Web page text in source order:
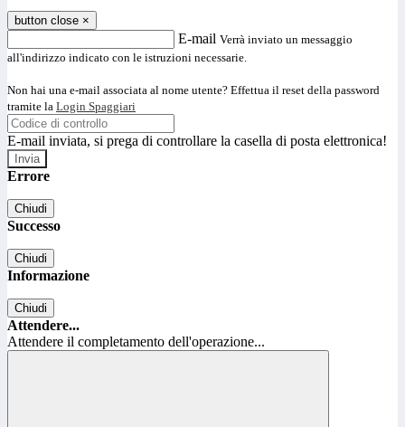
button close ×
E-mail Verrà inviato un messaggio
all'indirizzo indicato con le istruzioni necessarie.
Non hai una e-mail associata al nome utente? Effettua il reset della password
tramite la Login Spaggiari
E-mail inviata, si prega di controllare la casella di posta elettronica!
Errore
Chiudi
Successo
Chiudi
Informazione
Chiudi
Attendere...
Attendere il completamento dell'operazione...